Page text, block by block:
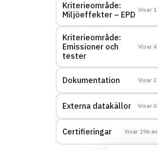
Kriterieområde:
Miljöeffekter – EPD
Visar 1
Kriterieområde:
Emissioner och
tester
Visar 4
Dokumentation Visar 2
Externa datakällor Visar 0
Certifieringar Visar 196 av